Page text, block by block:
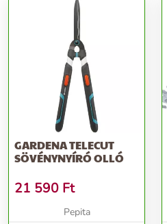
GARDENA TELECUT
SÖVÉNYNYÍRÓ OLLÓ
21 590 Ft
Pepita